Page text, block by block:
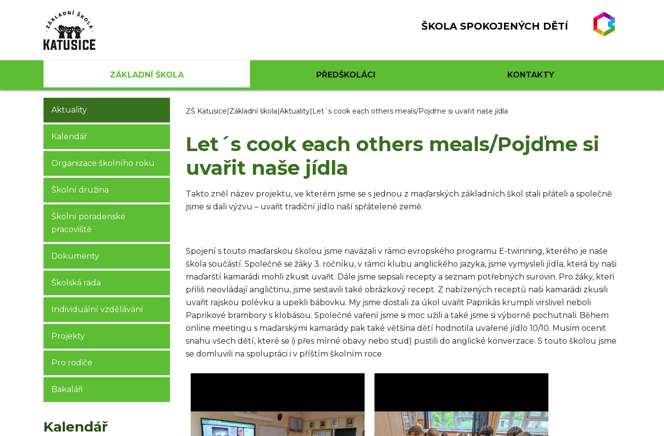
ŠKOLA SPOKOJENÝCH DĚTÍ
ZÁKLADNÍ ŠKOLA PŘEDŠKOLÁCI KONTAKTY
ZŠ Katusice|Základní škola|Aktuality| Let´s cook each others meals/Pojďme si uvařit naše jídla
Let´s cook each others meals/Pojďme si
uvařit naše jídla
Takto zněl název projektu, ve kterém jsme se s jednou z maďarských základních škol stali přáteli a společně
jsme si dali výzvu – uvařit tradiční jídlo naší spřátelené země.
Spojení s touto maďarskou školou jsme navázali v rámci evropského programu E-twinning, kterého je naše
škola součástí. Společně se žáky 3. ročníku, v rámci klubu anglického jazyka, jsme vymysleli jídla, která by naši
maďarští kamarádi mohli zkusit uvařit. Dále jsme sepsali recepty a seznam potřebných surovin. Pro žáky, kteří
příliš neovládají angličtinu, jsme sestavili také obrázkový recept. Z nabízených receptů naši kamarádi zkusili
uvařit rajskou polévku a upekli bábovku. My jsme dostali za úkol uvařit Paprikás krumpli virslivel neboli
Paprikové brambory s klobásou. Společné vaření jsme si moc užili a také jsme si výborně pochutnali. Během
online meetingu s maďarskými kamarády pak také většina dětí hodnotila uvařené jídlo 10/10. Musím ocenit
snahu všech dětí, které se (i přes mírné obavy nebo stud) pustili do anglické konverzace. S touto školou jsme
se domluvili na spolupráci i v příštím školním roce.
Aktuality
Kalendář
Organizace školního roku
Školní družina
Školní poradenské
pracoviště
Dokumenty
Školská rada
Individuální vzdělávání
Projekty
Pro rodiče
Bakaláři
Kalendář